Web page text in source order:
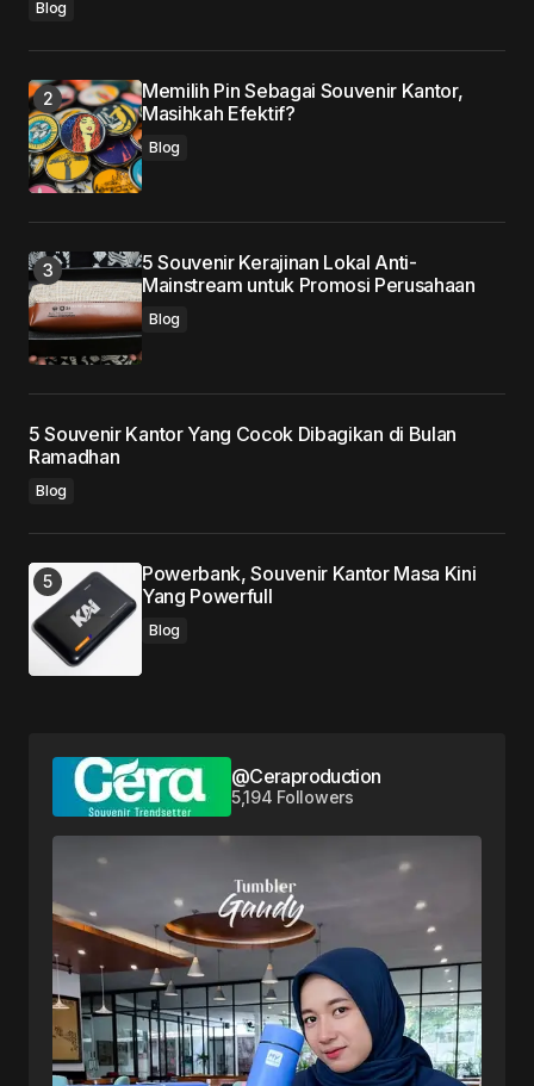
Submit Comment
Blog
Memilih Pin Sebagai Souvenir Kantor,
Masihkah Efektif?
Blog
5 Souvenir Kerajinan Lokal Anti-
Mainstream untuk Promosi Perusahaan
Blog
5 Souvenir Kantor Yang Cocok Dibagikan di Bulan
Ramadhan
Blog
Powerbank, Souvenir Kantor Masa Kini
Yang Powerfull
Blog
@Ceraproduction
5,194 Followers